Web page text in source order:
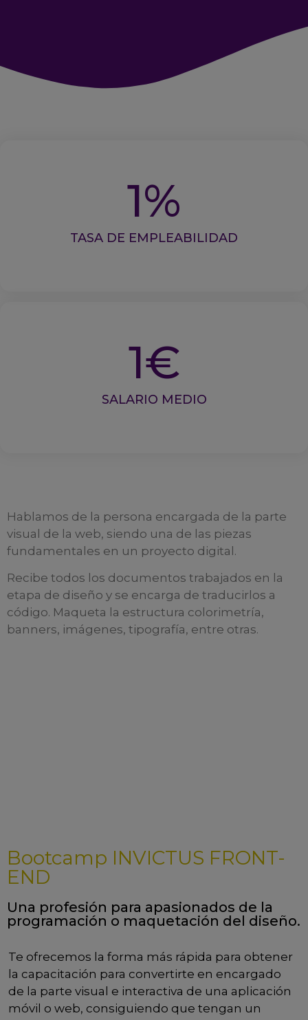
1%
TASA DE EMPLEABILIDAD
1€
SALARIO MEDIO
Hablamos de la persona encargada de la parte
visual de la web, siendo una de las piezas
fundamentales en un proyecto digital.
Recibe todos los documentos trabajados en la
etapa de diseño y se encarga de traducirlos a
código. Maqueta la estructura colorimetría,
banners, imágenes, tipografía, entre otras.
Bootcamp INVICTUS FRONT-
END
Una profesión para apasionados de la
programación o maquetación del diseño.
Te ofrecemos la forma más rápida para obtener
la capacitación para convertirte en encargado
de la parte visual e interactiva de una aplicación
móvil o web, consiguiendo que tengan un